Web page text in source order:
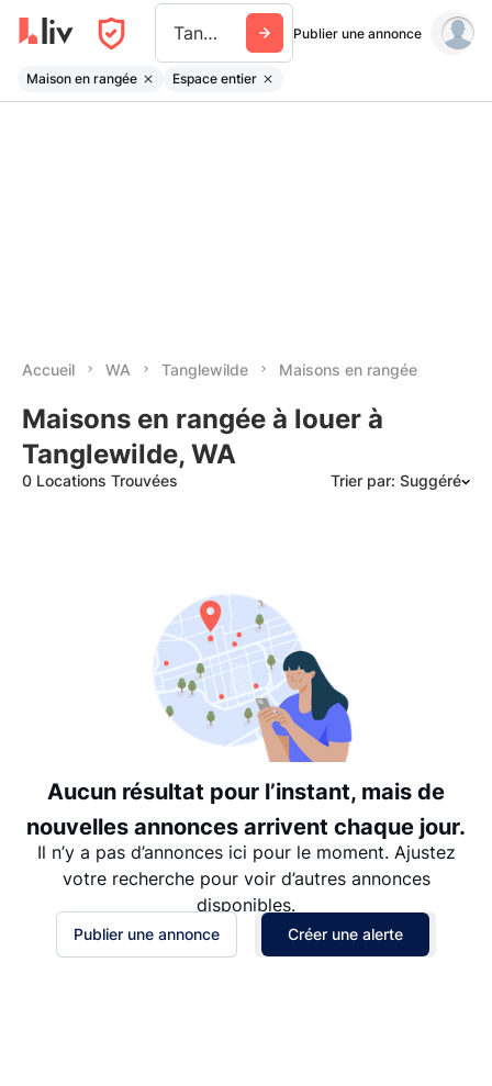
Tanglewilde Publier une annonce
Maison en rangée Espace entier
Accueil WA Tanglewilde Maisons en rangée
Maisons en rangée à louer à
Tanglewilde, WA
0 Locations Trouvées Trier par: Suggéré
Date: les plus anciens d’abord
Aucun résultat pour l’instant, mais de
nouvelles annonces arrivent chaque jour.
Il n’y a pas d’annonces ici pour le moment. Ajustez
votre recherche pour voir d’autres annonces
disponibles.
Publier une annonce Créer une alerte